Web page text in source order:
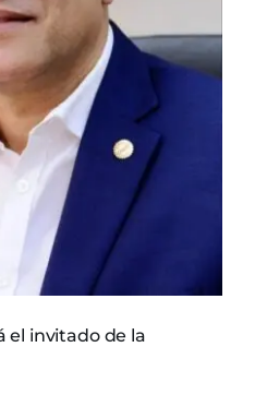
el invitado de la